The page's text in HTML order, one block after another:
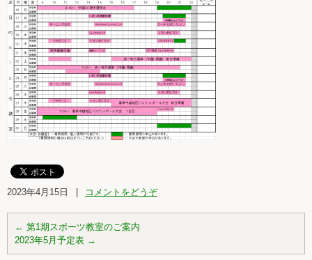
2023年4月15日 コメントをどうぞ
← 第1期スポーツ教室のご案内
2023年5月予定表 →